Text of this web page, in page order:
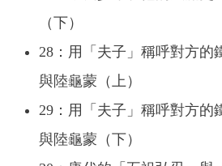
（下）
28：用「夫子」稱呼對方
與陸龜蒙（上）
29：用「夫子」稱呼對方
與陸龜蒙（下）